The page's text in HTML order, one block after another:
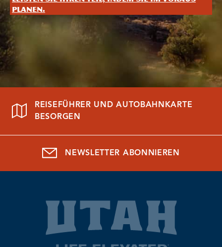
planen.
REISEFÜHRER UND AUTOBAHNKARTE
BESORGEN
NEWSLETTER ABONNIEREN